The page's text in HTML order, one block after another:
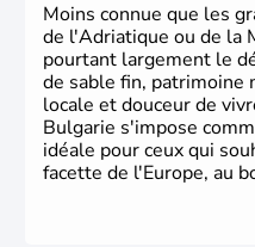
Moins connue que les
de l'Adriatique ou de la
pourtant largement le
de sable fin, patrimoine
locale et douceur de
Bulgarie s'impose
idéale pour ceux qui
facette de l'Europe, au